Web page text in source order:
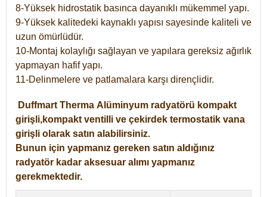
8-Yüksek hidrostatik basınca dayanıklı mükemmel yapı.
9-Yüksek kalitedeki kaynaklı yapısı sayesinde kaliteli ve
uzun ömürlüdür.
10-Montaj kolaylığı sağlayan ve yapılara gereksiz ağırlık
yapmayan hafif yapı.
11-Delinmelere ve patlamalara karşı dirençlidir.
Duffmart Therma Alüminyum radyatörü kompakt
girişli,kompakt ventilli ve çekirdek termostatik vana
girişli olarak satın alabilirsiniz.
Bunun için yapmanız gereken satın aldığınız
radyatör kadar aksesuar alımı yapmanız
gerekmektedir.